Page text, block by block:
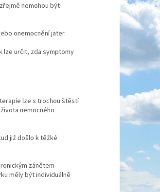
nemohou být
onemocnění jater.
lze určit, zda symptomy
lze s trochou štěstí
nemocného
již došlo k těžké
zánětem
měly být individuálně